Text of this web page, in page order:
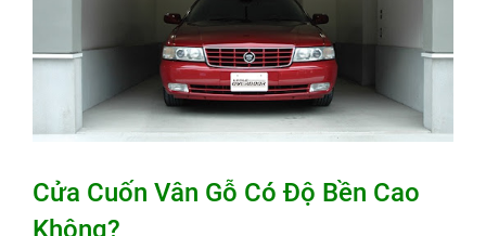
Cửa Cuốn Vân Gỗ Có Độ Bền Cao
Không?